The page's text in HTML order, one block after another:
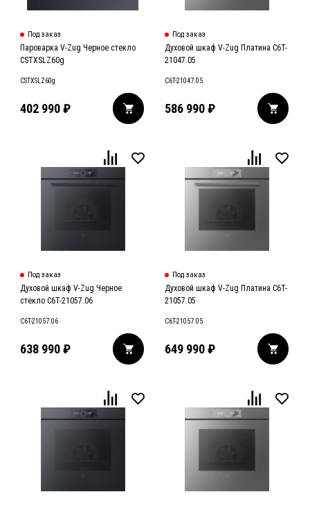
Под заказ
Пароварка V-Zug Черное стекло
CSTXSLZ60g
CSTXSLZ60g
402 990₽
Под заказ
Духовой шкаф V-Zug Платина C6T-
21047.05
C6T-21047.05
586 990 ₽
Под заказ
Духовой шкаф V-Zug Черное
стекло C6T-21057.06
C6T-21057.06
638 990₽
Под заказ
Духовой шкаф V-Zug Платина C6T-
21057.05
C6T-21057.05
649 990 ₽